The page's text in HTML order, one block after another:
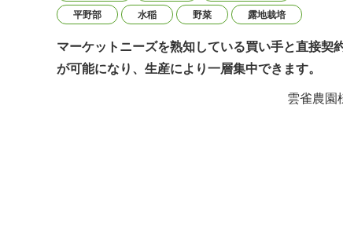
マーケットニーズを熟知している買い手と直接契
が可能になり、生産により一層集中できます。
雲雀農園
平野部
水稲 野菜 露地栽培